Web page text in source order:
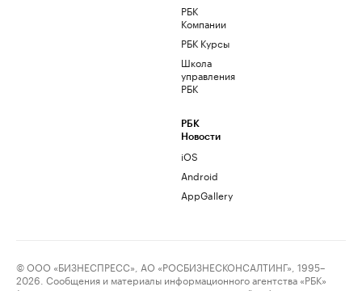
РБК
Компании
РБК Курсы
Школа
управления
РБК
РБК
Новости
iOS
Android
AppGallery
© ООО «БИЗНЕСПРЕСС», АО «РОСБИЗНЕСКОНСАЛТИНГ», 1995–
2026. Сообщения и материалы информационного агентства «РБК»